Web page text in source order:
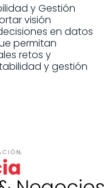
y Gestión
visión
en datos
permitan
retos y
y gestión